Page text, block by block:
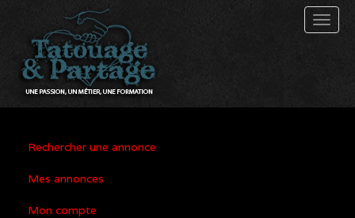
Rechercher une annonce
Mes annonces
Mon compte